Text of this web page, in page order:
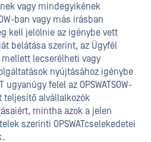
vagy mindegyikének
ban vagy más írásban
kell jelölnie az igénybe vett
belátása szerint, az Ügyfél
lecserélheti vagy
nyújtásához igénybe
ugyanúgy felel az OPSWATSOW-
teljesítő alvállalkozók
mintha azok a jelen
szerinti OPSWATcselekedetei